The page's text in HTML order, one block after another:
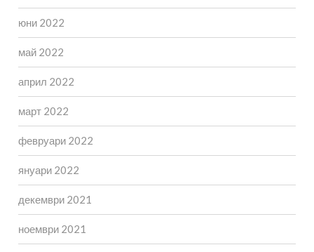
юни 2022
май 2022
април 2022
март 2022
февруари 2022
януари 2022
декември 2021
ноември 2021